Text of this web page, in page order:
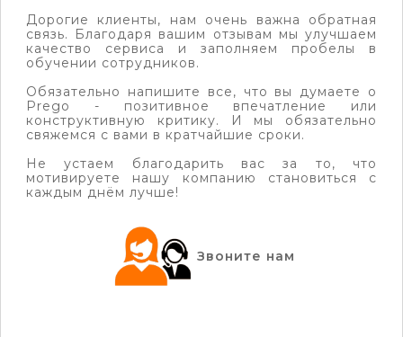
Дорогие клиенты, нам очень важна обратная
связь. Благодаря вашим отзывам мы улучшаем
качество сервиса и заполняем пробелы в
обучении сотрудников.
Обязательно напишите все, что вы думаете о
Prego - позитивное впечатление или
конструктивную критику. И мы обязательно
свяжемся с вами в кратчайшие сроки.
Не устаем благодарить вас за то, что
мотивируете нашу компанию становиться с
каждым днём лучше!
Звоните нам